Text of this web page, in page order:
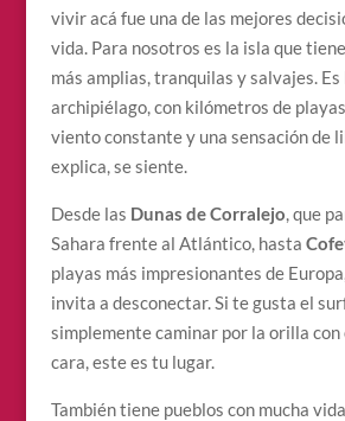
vivir acá fue una de las mejores
vida. Para nosotros es la isla que
más amplias, tranquilas y salvajes.
archipiélago, con kilómetros de
viento constante y una sensación de
explica, se siente.
Desde las Dunas de Corralejo, que
Sahara frente al Atlántico, hasta
playas más impresionantes de
invita a desconectar. Si te gusta el
simplemente caminar por la orilla con
cara, este es tu lugar.
También tiene pueblos con mucha